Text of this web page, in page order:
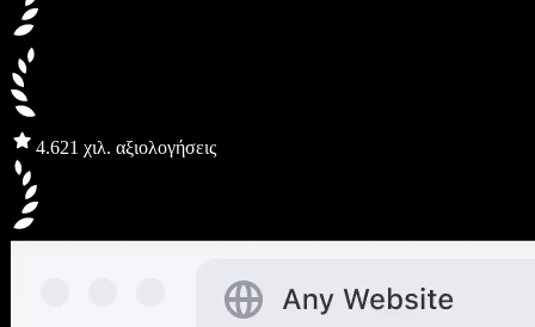
4.621 χιλ. αξιολογήσεις